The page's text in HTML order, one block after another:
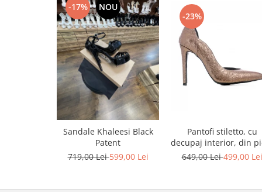
-17% NOU
Sandale Khaleesi Black
Patent
719,00 Lei599,00 Lei
-23%
Pantofi stiletto, cu
decupaj interior, din
bronz
649,00 Lei499,00 Lei